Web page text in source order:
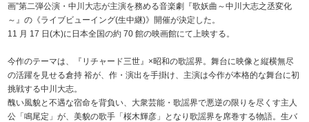
画”第二弾公演・中川大志が主演を務める音楽劇『歌妖曲～中川大志之丞変化
～』の《ライブビューイング(生中継)》開催が決定した。
11 月 17 日(木)に日本全国の約 70 館の映画館にて上映する。
今作のテーマは、『リチャード三世』×昭和の歌謡界。舞台に映像と縦横無尽
の活躍を見せる倉持 裕が、作・演出を手掛け、主演は今作が本格的な舞台に初
挑戦する中川大志。
醜い風貌と不遇な宿命を背負い、大衆芸能・歌謡界で悪逆の限りを尽くす主人
公「鳴尾定」が、美貌の歌手「桜木輝彦」となり歌謡界を席巻する物語。生バ